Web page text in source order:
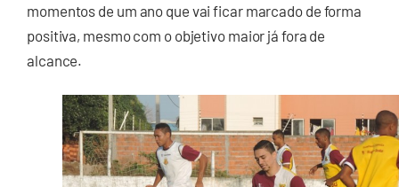
momentos de um ano que vai ficar marcado de forma
positiva, mesmo com o objetivo maior já fora de
alcance.